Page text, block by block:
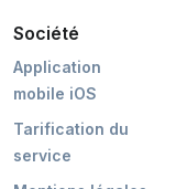
Société
Application
mobile iOS
Tarification du
service